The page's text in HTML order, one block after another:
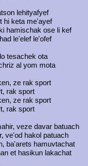
lehityafyef
hi keta me'ayef
hamischak ose li kef
le'elef le'ofef
tesachek ota
al yom mota
ze rak sport
rak sport
ze rak sport
rak sport
veze davar batuach
ve'od hakol patuach
ba'arets hamuvtachat
et hasikun lakachat